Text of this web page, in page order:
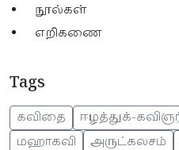
நூல்கள்
எறிகணை
Tags
கவிதை ஈழத்துக்-
மஹாகவி
அருட்கலசம்